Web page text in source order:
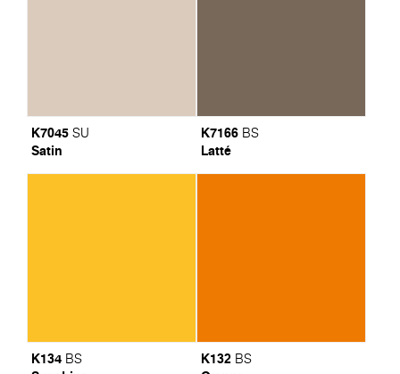
K7045 SU
Satin
K7166 BS
Latté
K134 BS K132 BS